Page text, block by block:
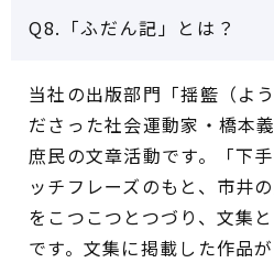
Q8.「ふだん記」とは？
当社の出版部門「揺籃（よ
ださった社会運動家・橋本
庶民の文章活動です。「下
ッチフレーズのもと、市井
をこつこつとつづり、文集
です。文集に掲載した作品